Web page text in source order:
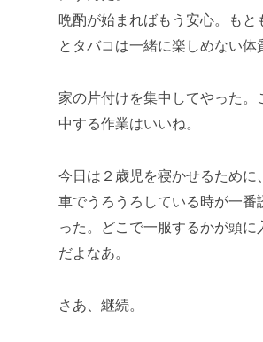
晩酌が始まればもう安心。もと
とタバコは一緒に楽しめない体
家の片付けを集中してやった。
中する作業はいいね。
今日は２歳児を寝かせるために
車でうろうろしている時が一番
った。どこで一服するかが頭に
だよなあ。
さあ、継続。